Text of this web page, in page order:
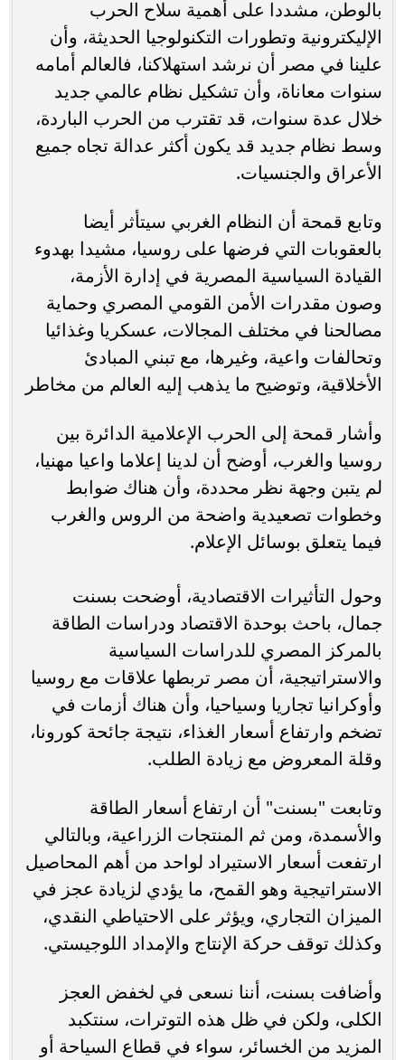
بالوطن، مشددا على أهمية سلاح الحرب
الإليكترونية وتطورات التكنولوجيا الحديثة، وأن
علينا في مصر أن نرشد استهلاكنا، فالعالم أمامه
سنوات معاناة، وأن تشكيل نظام عالمي جديد
خلال عدة سنوات، قد تقترب من الحرب الباردة،
وسط نظام جديد قد يكون أكثر عدالة تجاه جميع
الأعراق والجنسيات.
وتابع قمحة أن النظام الغربي سيتأثر أيضا
بالعقوبات التي فرضها على روسيا، مشيدا بهدوء
القيادة السياسية المصرية في إدارة الأزمة،
وصون مقدرات الأمن القومي المصري وحماية
مصالحنا في مختلف المجالات، عسكريا وغذائيا
وتحالفات واعية، وغيرها، مع تبني المبادئ
الأخلاقية، وتوضيح ما يذهب إليه العالم من مخاطر
وأشار قمحة إلى الحرب الإعلامية الدائرة بين
روسيا والغرب، أوضح أن لدينا إعلاما واعيا مهنيا،
لم يتبن وجهة نظر محددة، وأن هناك ضوابط
وخطوات تصعيدية واضحة من الروس والغرب
فيما يتعلق بوسائل الإعلام.
وحول التأثيرات الاقتصادية، أوضحت بسنت
جمال، باحث بوحدة الاقتصاد ودراسات الطاقة
بالمركز المصري للدراسات السياسية
والاستراتيجية، أن مصر تربطها علاقات مع روسيا
وأوكرانيا تجاريا وسياحيا، وأن هناك أزمات في
تضخم وارتفاع أسعار الغذاء، نتيجة جائحة كورونا،
وقلة المعروض مع زيادة الطلب.
وتابعت "بسنت" أن ارتفاع أسعار الطاقة
والأسمدة، ومن ثم المنتجات الزراعية، وبالتالي
ارتفعت أسعار الاستيراد لواحد من أهم المحاصيل
الاستراتيجية وهو القمح، ما يؤدي لزيادة عجز في
الميزان التجاري، ويؤثر على الاحتياطي النقدي،
وكذلك توقف حركة الإنتاج والإمداد اللوجيستي.
وأضافت بسنت، أننا نسعى في لخفض العجز
الكلى، ولكن في ظل هذه التوترات، سنتكبد
المزيد من الخسائر، سواء في قطاع السياحة أو